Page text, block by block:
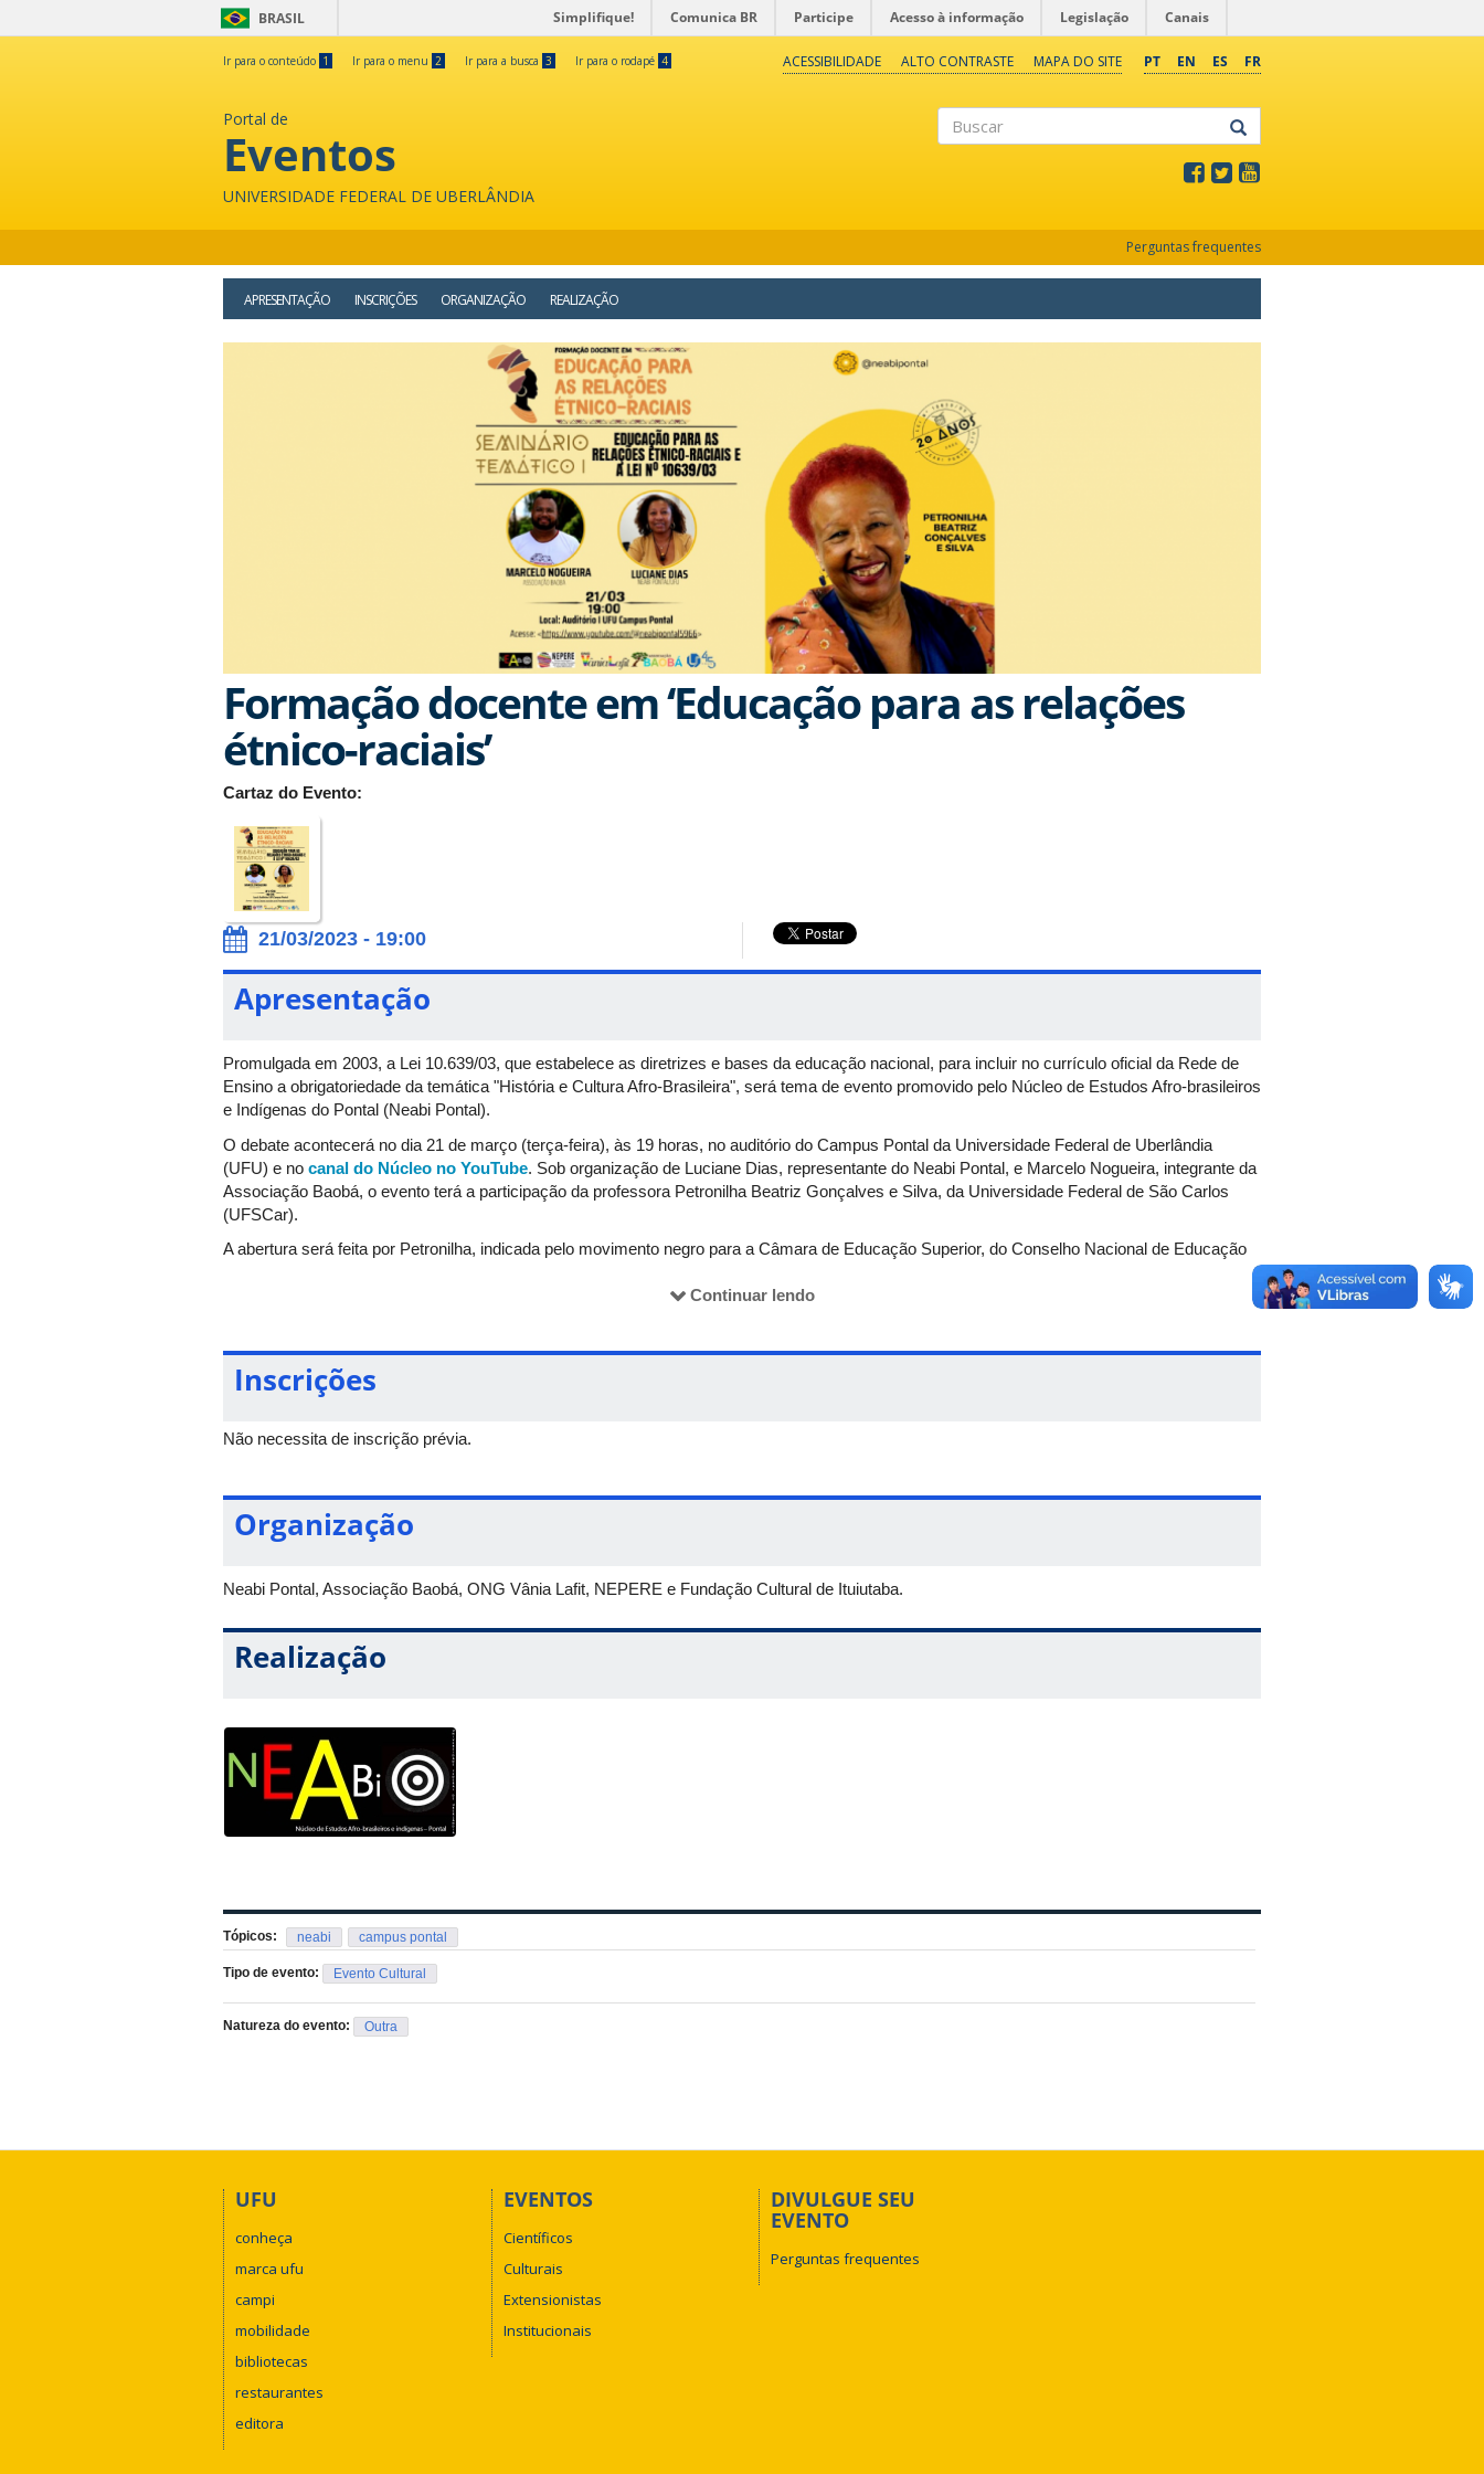
BRASIL Simplifique! Comunica BR Participe Acesso à informação Legislação Canais
Ir para o conteúdo 1 Ir para o menu 2 Ir para a busca 3 Ir para o rodapé 4 PT EN ES FR
ACESSIBILIDADE ALTO CONTRASTE MAPA DO SITE
Portal de
Eventos
UNIVERSIDADE FEDERAL DE UBERLÂNDIA
Perguntas frequentes
APRESENTAÇÃO INSCRIÇÕES ORGANIZAÇÃO REALIZAÇÃO
Formação docente em ‘Educação para as relações
étnico-raciais’
Cartaz do Evento:
21/03/2023 - 19:00
Apresentação
Promulgada em 2003, a Lei 10.639/03, que estabelece as diretrizes e bases da educação nacional, para incluir no currículo oficial da Rede de
Ensino a obrigatoriedade da temática "História e Cultura Afro-Brasileira", será tema de evento promovido pelo Núcleo de Estudos Afro-brasileiros
e Indígenas do Pontal (Neabi Pontal).
O debate acontecerá no dia 21 de março (terça-feira), às 19 horas, no auditório do Campus Pontal da Universidade Federal de Uberlândia
(UFU) e no canal do Núcleo no YouTube. Sob organização de Luciane Dias, representante do Neabi Pontal, e Marcelo Nogueira, integrante da
Associação Baobá, o evento terá a participação da professora Petronilha Beatriz Gonçalves e Silva, da Universidade Federal de São Carlos
(UFSCar).
A abertura será feita por Petronilha, indicada pelo movimento negro para a Câmara de Educação Superior, do Conselho Nacional de Educação
Continuar lendo
Inscrições
Não necessita de inscrição prévia.
Organização
Neabi Pontal, Associação Baobá, ONG Vânia Lafit, NEPERE e Fundação Cultural de Ituiutaba.
Realização
Tópicos: neabi campus pontal
Tipo de evento: Evento Cultural
Natureza do evento: Outra
UFU
conheça
marca ufu
campi
mobilidade
bibliotecas
restaurantes
editora
EVENTOS
Científicos
Culturais
Extensionistas
Institucionais
DIVULGUE SEU
EVENTO
Perguntas frequentes